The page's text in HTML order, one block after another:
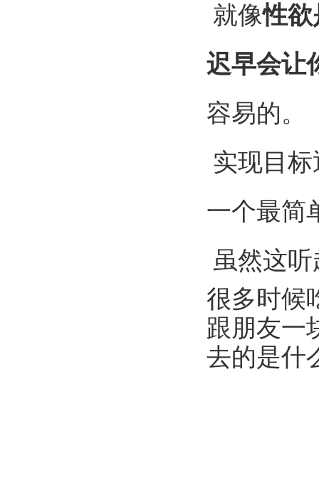
就像性欲
迟早会让
容易的。
实现目
一个最简
虽然这
很多时候
跟朋友一
去的是什